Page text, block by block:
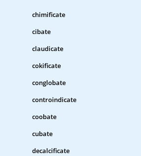
chimificate
cibate
claudicate
cokificate
conglobate
controindicate
coobate
cubate
decalcificate